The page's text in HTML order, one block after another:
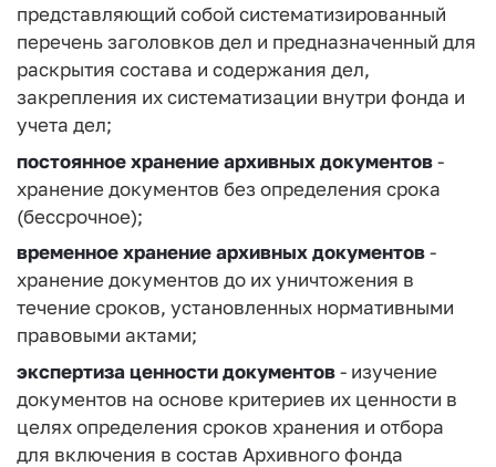
представляющий собой систематизированный
перечень заголовков дел и предназначенный для
раскрытия состава и содержания дел,
закрепления их систематизации внутри фонда и
учета дел;
постоянное хранение архивных документов-
хранение документов без определения срока
(бессрочное);
временное хранение архивных документов-
хранение документов до их уничтожения в
течение сроков, установленных нормативными
правовыми актами;
экспертиза ценности документов- изучение
документов на основе критериев их ценности в
целях определения сроков хранения и отбора
для включения в состав Архивного фонда